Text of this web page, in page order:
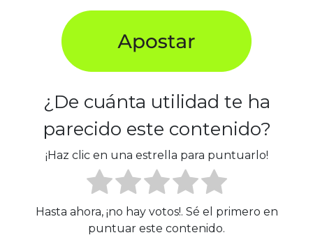
¿De cuánta utilidad te ha
parecido este contenido?
¡Haz clic en una estrella para puntuarlo!
Hasta ahora, ¡no hay votos!. Sé el primero en
puntuar este contenido.